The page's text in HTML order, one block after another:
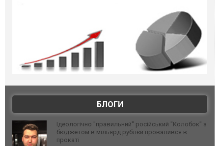
БЛОГИ
Ідеологічно "правильний" російський "Колобок" з
бюджетом в мільярд рублєй провалився в
прокаті